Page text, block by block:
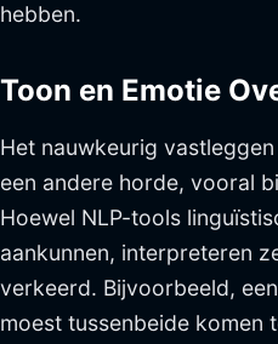
hebben.
Toon en Emotie
Het nauwkeurig
een andere horde, vooral
Hoewel NLP-tools
aankunnen, interpreteren
verkeerd. Bijvoorbeeld,
moest tussenbeide komen